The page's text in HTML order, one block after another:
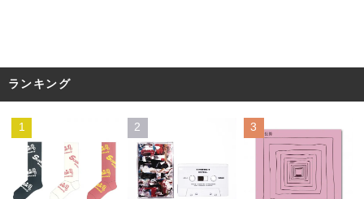
ランキング
1 2 3